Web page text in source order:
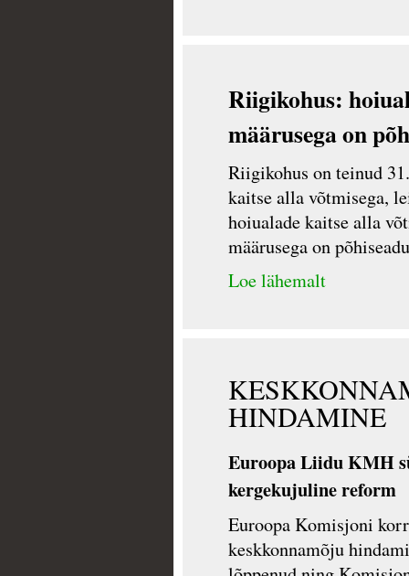
Riigikohus:
määrusega on
Riigikohus on teinud
kaitse alla võtmisega,
hoiualade kaitse alla
määrusega on
Loe lähemalt
HINDAMINE
Euroopa Liidu KMH
kergekujuline reform
Euroopa Komisjoni
keskkonnamõju